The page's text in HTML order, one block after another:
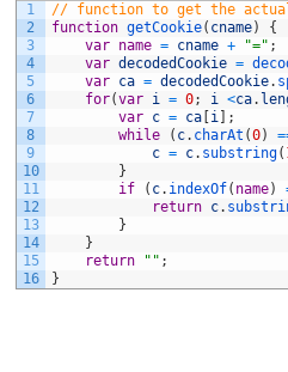
1
2
3
4
5
6
7
8
9
10
11
12
13
14
15
16
// function to get the
function getCookie( cname)
{
var name = cname + "=" ;
var decodedCookie =
var ca = decodedCookie.
for(var i = 0; i <ca.
var c = ca[ i]
;
while
( c. charAt (0)
c = c. substring(
}
if
( c. indexOf( name)
return c.
}
}
return
"" ;
}